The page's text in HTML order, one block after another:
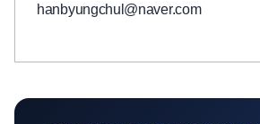
hanbyungchul@naver.com